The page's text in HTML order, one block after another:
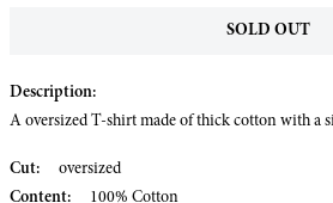
SOLD OUT
Description:
A oversized T-shirt made of thick cotton with a
Cut:
oversized
Content:
100% Cotton